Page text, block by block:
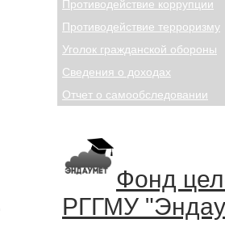
Противодействие коррупции
Противодействие терроризму
Уголок гражданской обороны
Сведения о доходах
Отчет о самообследовании
Фонд
РГГМУ